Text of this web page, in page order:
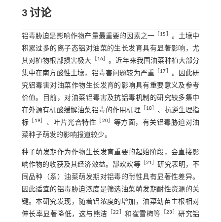
3 讨论
铝毒胁迫是影响作物产量最重要的因素之一 15
。土壤中
积累过多的离子态铝对油菜的生长发育具有显著影响，尤
其对植物根部损害极大
16］ 。近年来我国油菜种植大部分
集中在南方酸性土壤，铝毒害问题较为严重
17
。因此研
究铝毒害对油菜作物生长发育的影响具有重要意义及参考
价值。目前，对油菜铝毒害及抗铝毒机制的研究较多集中
在外源有机酸缓解油菜铝毒的作用机理
18
、抗逆生理指
标
19］ 、叶片光合特性 20］ 等方面，有关铝毒胁迫对油
菜种子萌发的影响报道较少。
种子萌发期作为作物生长发育重要的起始阶段，会直接影
响作物的收获及其经济效益。郜欢欢等［21 ］研究表明，不
同品种（系）油菜萌发期对铝毒的耐性具有显著性差异。
因此适宜的铝毒胁迫浓度是筛选油菜萌发期耐性资源的关
键。本研究发现，随着铝浓度的增加，油菜幼苗主根相对
伸长率显著降低，这与熊洁
［22 ］和崔雪梅等 ［23 ］研究铝